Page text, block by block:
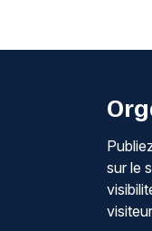
sur le